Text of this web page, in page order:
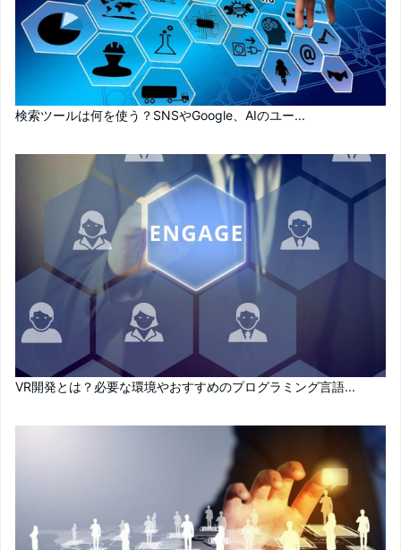
検索ツールは何を使う？SNSやGoogle、AIのユー...
VR開発とは？必要な環境やおすすめのプログラミング言語...